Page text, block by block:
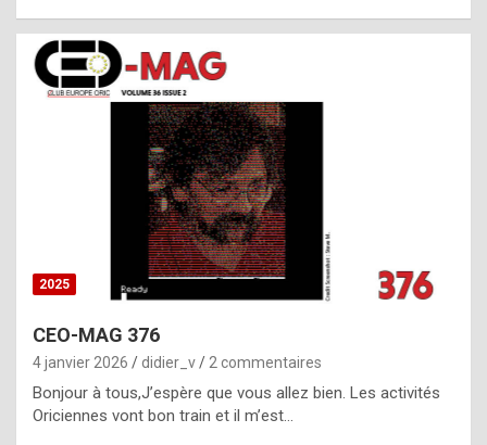
c
h
i
s
t
o
r
p
e
c
2025
CEO-MAG 376
4 janvier 2026 didier_v 2 commentaires
Bonjour à tous,J’espère que vous allez bien. Les activités
Oriciennes vont bon train et il m’est…